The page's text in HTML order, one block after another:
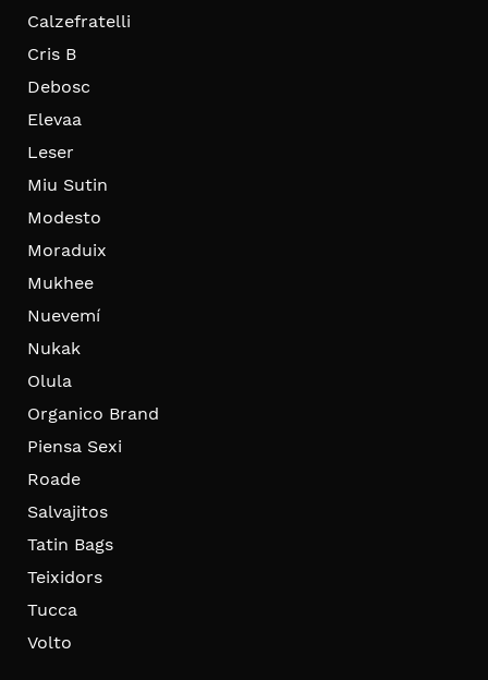
Calzefratelli
Cris B
Debosc
Elevaa
Leser
Miu Sutin
Modesto
Moraduix
Mukhee
Nuevemí
Nukak
Olula
Organico Brand
Piensa Sexi
Roade
Salvajitos
Tatin Bags
Teixidors
Tucca
Volto